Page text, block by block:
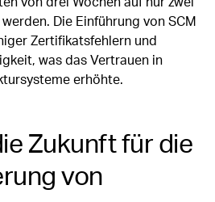
Die Einführung von SCM
Zertifikatsfehlern und
was das Vertrauen in
erhöhte.
Zukunft für die
von